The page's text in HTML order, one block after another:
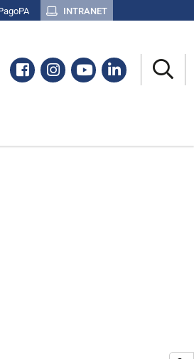
INTRANET
Facebook
Instagram
YoutubeLinkedin